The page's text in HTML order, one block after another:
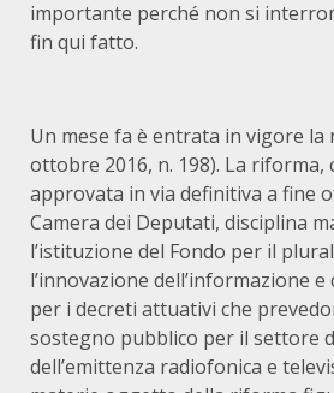
importante perché non si
fin qui fatto.
Un mese fa è entrata in vigore la
ottobre 2016, n. 198). La riforma,
approvata in via definitiva a fine
Camera dei Deputati, disciplina
l’istituzione del Fondo per il
l’innovazione dell’informazione
per i decreti attuativi che
sostegno pubblico per il settore
dell’emittenza radiofonica e